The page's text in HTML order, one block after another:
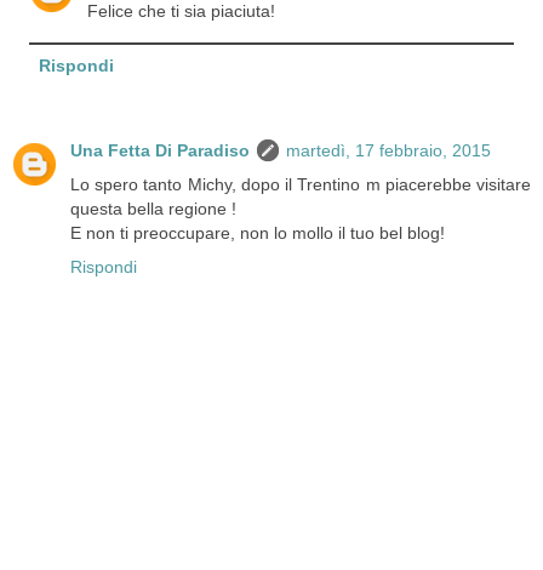
Felice che ti sia piaciuta!
Rispondi
Una Fetta Di Paradiso
martedì, 17 febbraio, 2015
Lo spero tanto Michy, dopo il Trentino m piacerebbe visitare
questa bella regione !
E non ti preoccupare, non lo mollo il tuo bel blog!
Rispondi